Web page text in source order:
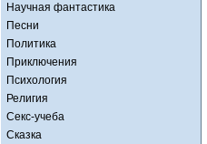
Научная фантастика
Песни
Политика
Приключения
Психология
Религия
Секс-учеба
Сказка